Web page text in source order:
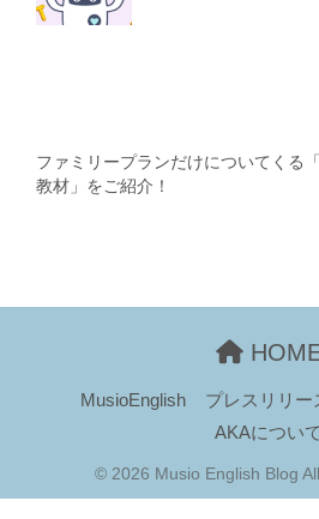
ファミリープランだけについてくる
教材」をご紹介！
MusioEnglish プレスリリー
AKAについて
© 2026 Musio English Blog